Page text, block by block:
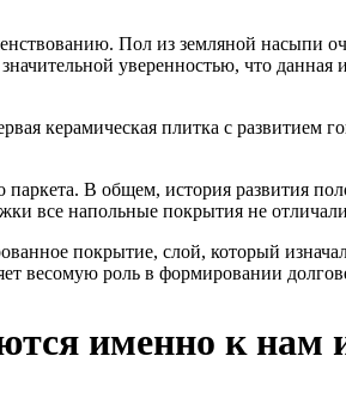
Пол из земляной насыпи
уверенностью, что данная
керамическая плитка с развитием
В общем, история развития
все напольные покрытия не
покрытие, слой, который
роль в формировании
именно к нам